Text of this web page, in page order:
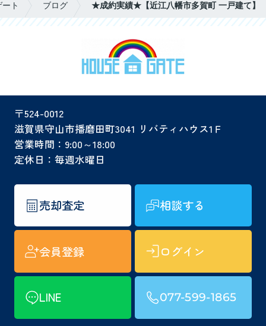
ト ブログ ★成約実績★【近江八幡市多賀町 一戸建て】
〒524-0012
滋賀県守山市播磨田町3041 リバティハウス1Ｆ
営業時間：9:00～18:00
定休日：毎週水曜日
売却査定 相談する
会員登録 ログイン
LINE 077-599-1865